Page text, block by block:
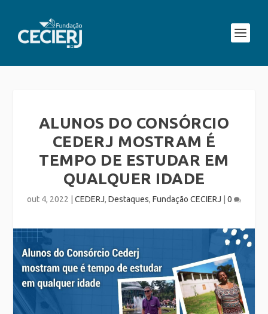
ALUNOS DO CONSÓRCIO
CEDERJ MOSTRAM É
TEMPO DE ESTUDAR EM
QUALQUER IDADE
out 4, 2022 CEDERJ, Destaques, Fundação CECIERJ 0